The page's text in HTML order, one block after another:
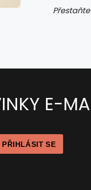
E-
PŘIHLÁSIT SE